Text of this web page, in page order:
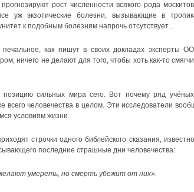
рост численности всякого рода
уж экзотические болезни, вызывающие в
к подобным болезням напрочь отсутствует...
как пишут в своих докладах эксперты
ничего не делают для того, чтобы хоть как-то
сильных мира сего. Вот почему ряд
человечества в целом. Эти исследователи
условиям жизни.
строчки одного библейского сказания,
последние страшные дни человечества:
умереть, но смерть убежит от них».